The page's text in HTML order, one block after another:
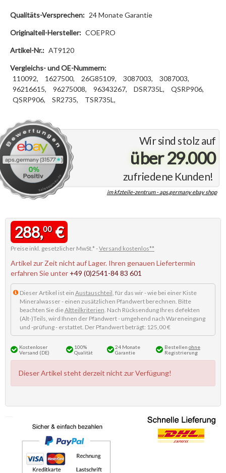
Wir sind stolz auf
über 29.000
zufriedene Kunden!
im kfzteile-zentrum - aps.germany ebay shop
Qualitäts-Versprechen: 24 Monate Garantie
Originalteil-Hersteller: COEPRO
Artikel-Nr.: AT9120
Vergleichs- und OE-Nummern:
110092,
1627500, 26G85109, 3087003,
3087003,
96216615,
96275008, 96343267, DSR735L,
QSRP906,
QSRP906,
SR2735, TSR735L,
288,00€
Preise inkl. gesetzlicher MwSt.* -Versand kostenlos**
Artikel zur Zeit nicht auf Lager. Ihren genauen Liefertermin
erfahren Sie unter +49 (0)2541-84 83 601
Dieser Artikel ist ein Austauschteil , für das wir - wie bei einer Kiste
Mineralwasser - einen zusätzlichen Pfandwert berechnen. Bitte
beachten Sie dieAltteilkriterien . Nach Rücksendung Ihres defekten
(Alt-)Teils, wird Ihnen der Pfandwert - umgehend nach Wareneingang
und -prüfung - erstattet. Der Pfandwert beträgt: 125,00 €
Kostenloser
Versand (DE)
100%
Qualität
24 Monate
Garantie
Bestellen ohne
Registrierung
Dieser Artikel steht derzeit nicht zur Verfügung!